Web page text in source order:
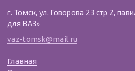
г. Томск, ул. Говорова 23 стр 2,
для ВАЗ»
vaz-tomsk@mail.ru
Главная